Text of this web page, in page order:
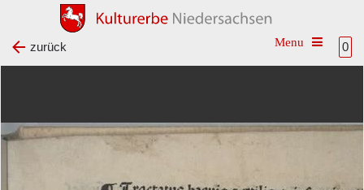
0
Toggle
zurück